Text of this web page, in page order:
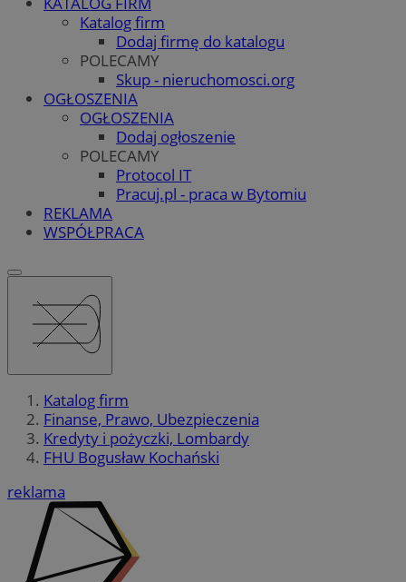
Katalog firm
Dodaj firmę do katalogu
POLECAMY
Skup - nieruchomosci.org
OGŁOSZENIA
OGŁOSZENIA
Dodaj ogłoszenie
POLECAMY
Protocol IT
Pracuj.pl - praca w Bytomiu
REKLAMA
WSPÓŁPRACA
Katalog firm
Finanse, Prawo, Ubezpieczenia
Kredyty i pożyczki, Lombardy
FHU Bogusław Kochański
reklama